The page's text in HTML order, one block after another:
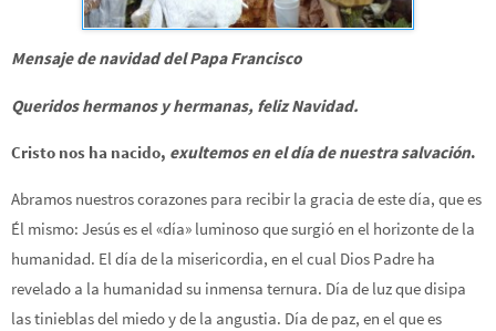
Mensaje de navidad del Papa Francisco
Queridos hermanos y hermanas, feliz Navidad.
Cristo nos ha nacido, exultemos en el día de nuestra salvación.
Abramos nuestros corazones para recibir la gracia de este día, que es
Él mismo: Jesús es el «día» luminoso que surgió en el horizonte de la
humanidad. El día de la misericordia, en el cual Dios Padre ha
revelado a la humanidad su inmensa ternura. Día de luz que disipa
las tinieblas del miedo y de la angustia. Día de paz, en el que es